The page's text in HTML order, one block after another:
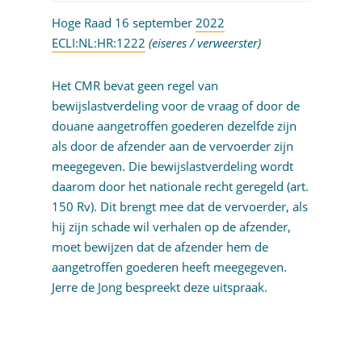
Hoge Raad 16 september 2022
ECLI:NL:HR:1222 (eiseres/verweerster)
Het CMR bevat geen regel van
bewijslastverdeling voor de vraag of door de
douane aangetroffen goederen dezelfde zijn
als door de afzender aan de vervoerder zijn
meegegeven. Die bewijslastverdeling wordt
daarom door het nationale recht geregeld (art.
150 Rv). Dit brengt mee dat de vervoerder, als
hij zijn schade wil verhalen op de afzender,
moet bewijzen dat de afzender hem de
aangetroffen goederen heeft meegegeven.
Jerre de Jong bespreekt deze uitspraak.